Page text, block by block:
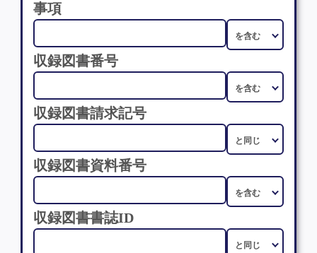
事項
収録図書番号
収録図書請求記号
収録図書資料番号
収録図書書誌ID